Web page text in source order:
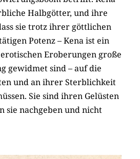
Halbgötter, und ihre
sie trotz ihrer göttlichen
Potenz – Kena ist ein
Eroberungen große
gewidmet sind – auf die
und an ihrer Sterblichkeit
Sie sind ihren Gelüsten
sie nachgeben und nicht